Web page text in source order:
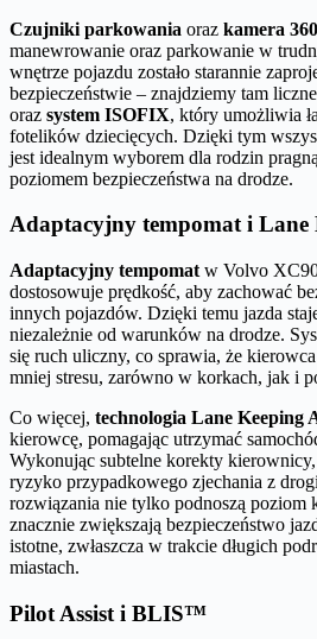
Czujniki parkowania oraz kamera
manewrowanie oraz parkowanie w
wnętrze pojazdu zostało starannie
bezpieczeństwie – znajdziemy tam liczne
oraz system ISOFIX, który umożliwia
fotelików dziecięcych. Dzięki tym
jest idealnym wyborem dla rodzin
poziomem bezpieczeństwa na drodze.
Adaptacyjny tempomat i Lane
Adaptacyjny tempomat w Volvo
dostosowuje prędkość, aby zachować
innych pojazdów. Dzięki temu jazda
niezależnie od warunków na drodze.
się ruch uliczny, co sprawia, że
mniej stresu, zarówno w korkach, jak i
Co więcej, technologia Lane Keeping
kierowcę, pomagając utrzymać
Wykonując subtelne korekty
ryzyko przypadkowego zjechania z
rozwiązania nie tylko podnoszą poziom
znacznie zwiększają bezpieczeństwo
istotne, zwłaszcza w trakcie długich
miastach.
Pilot Assist i BLIS™